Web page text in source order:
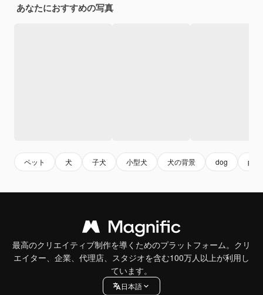
あなたにおすすめの写真
ペット 犬 子犬 小型犬 犬の背景 dog pet
最高のクリエイティブ制作を導くためのプラットフォーム。クリ
エイター、企業、代理店、スタジオを含む100万人以上が利用し
ています。
日本語